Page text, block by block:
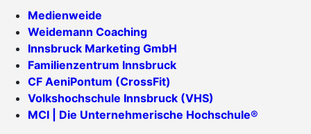
Medienweide
Weidemann Coaching
Innsbruck Marketing GmbH
Familienzentrum Innsbruck
CF AeniPontum (CrossFit)
Volkshochschule Innsbruck (VHS)
MCI | Die Unternehmerische Hochschule®